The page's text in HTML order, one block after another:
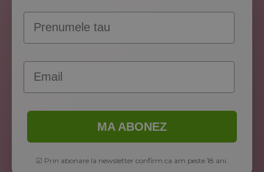
Prenume
Email
MA ABONEZ
☑ Prin abonare la newsletter confirm ca am peste 18 ani.